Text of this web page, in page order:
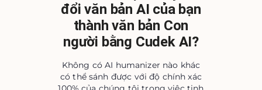
đổi văn bản AI của bạn
thành văn bản Con
người bằng Cudek AI?
Không có AI humanizer nào khác
có thể sánh được với độ chính xác